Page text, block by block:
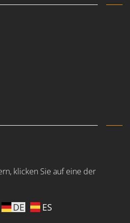
klicken Sie auf eine der
DE ES